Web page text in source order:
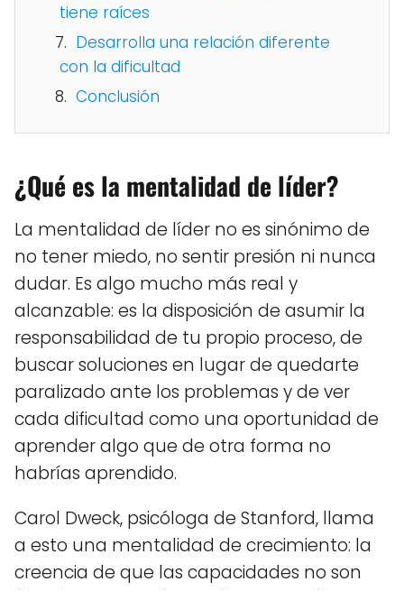
tiene raíces
Desarrolla una relación diferente
con la dificultad
Conclusión
¿Qué es la mentalidad de líder?
La mentalidad de líder no es sinónimo de
no tener miedo, no sentir presión ni nunca
dudar. Es algo mucho más real y
alcanzable: es la disposición de asumir la
responsabilidad de tu propio proceso, de
buscar soluciones en lugar de quedarte
paralizado ante los problemas y de ver
cada dificultad como una oportunidad de
aprender algo que de otra forma no
habrías aprendido.
Carol Dweck, psicóloga de Stanford, llama
a esto una mentalidad de crecimiento: la
creencia de que las capacidades no son